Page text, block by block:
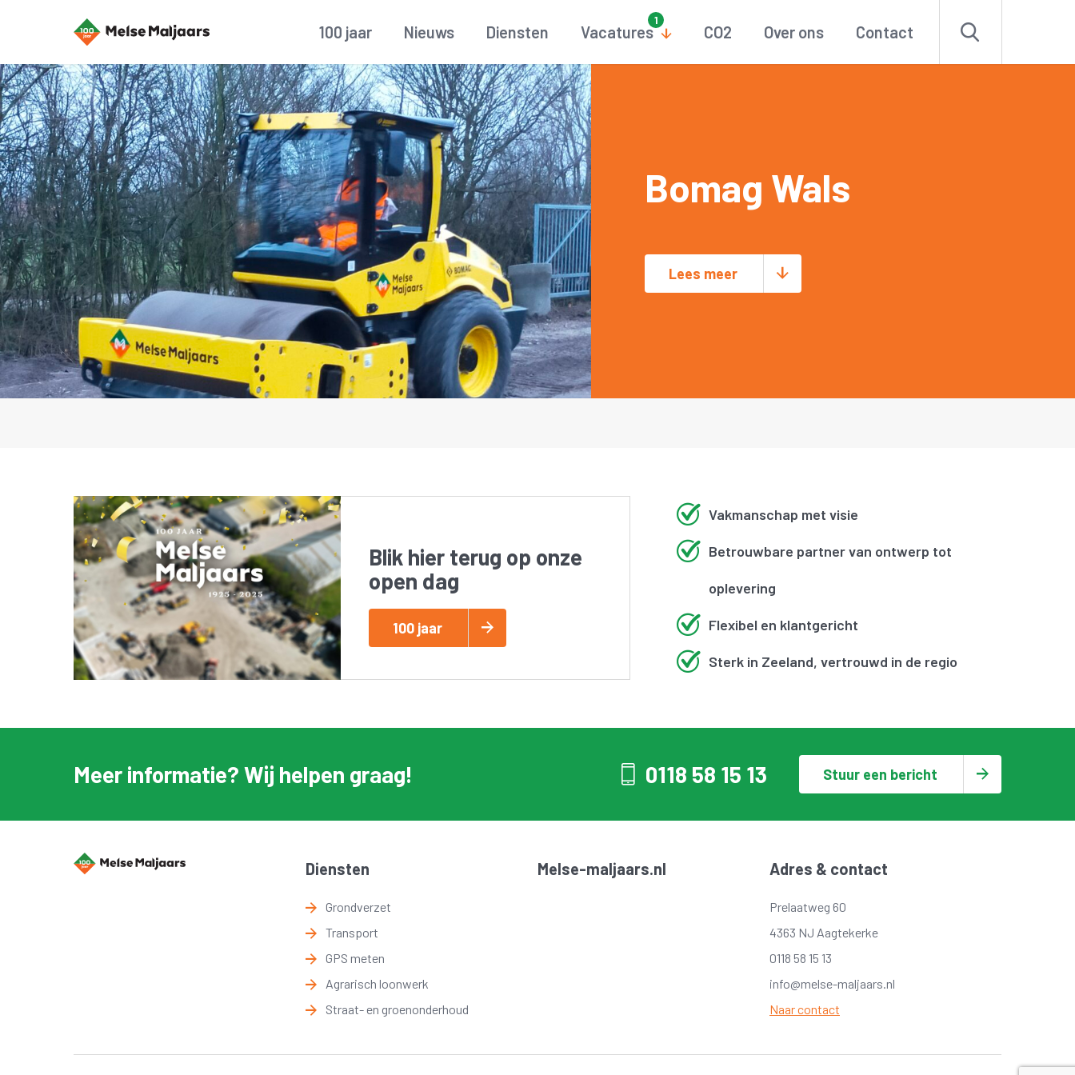
100 jaar Nieuws Diensten Vacatures CO2 Over ons Contact
Bomag Wals
Lees meer
Blik hier terug op onze
open dag
100 jaar
Vakmanschap met visie
Betrouwbare partner van ontwerp tot
oplevering
Flexibel en klantgericht
Sterk in Zeeland, vertrouwd in de regio
Meer informatie? Wij helpen graag! 0118 58 15 13 Stuur een bericht
Diensten
Grondverzet
Transport
GPS meten
Agrarisch loonwerk
Straat- en groenonderhoud
Melse-maljaars.nl Adres & contact
Prelaatweg 60
4363 NJ Aagtekerke
0118 58 15 13
info@melse-maljaars.nl
Naar contact